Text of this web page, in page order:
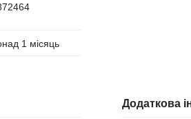
1 місяць
Додаткова